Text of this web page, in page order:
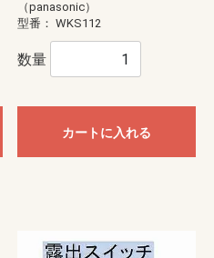
（panasonic）
型番： WKS112
数量
カートに入れる